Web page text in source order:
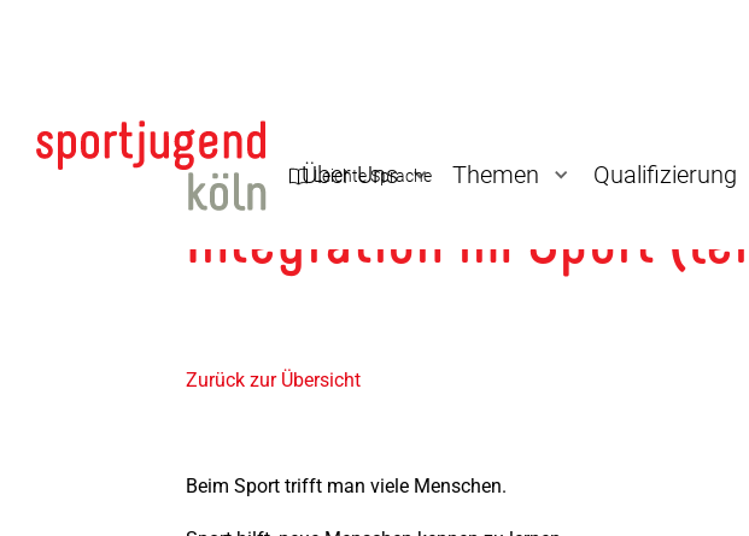
Über Uns Themen Qualifizierung
Leichte Sprache
Integration im Sport
Zurück zur Übersicht
Beim Sport trifft man viele Menschen.